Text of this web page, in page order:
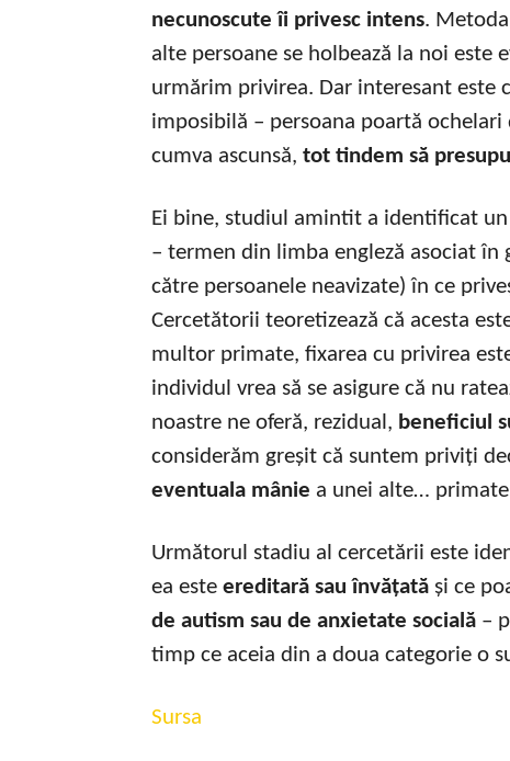
necunoscute îi privesc intens.
alte persoane se holbează la noi
urmărim privirea. Dar interesant este
imposibilă – persoana poartă
cumva ascunsă, tot tindem să
Ei bine, studiul amintit a identificat
– termen din limba engleză asociat
către persoanele neavizate) în ce
Cercetătorii teoretizează că acesta
multor primate, fixarea cu privirea
individul vrea să se asigure că nu
noastre ne oferă, rezidual, beneficiul
considerăm greșit că suntem priviți
eventuala mânie a unei alte…
Următorul stadiu al cercetării este
ea este ereditară sau învățată și ce
de autism sau de anxietate socială –
timp ce aceia din a doua categorie o
Sursa